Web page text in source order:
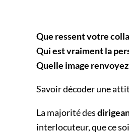
Que ressent votre
Qui est vraiment la
Quelle image
Savoir décoder une
La majorité des
interlocuteur, que ce